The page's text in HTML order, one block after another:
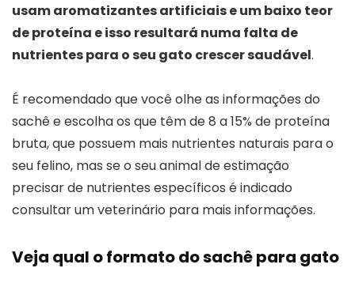
usam aromatizantes artificiais e um baixo teor
de proteína e isso resultará numa falta de
nutrientes para o seu gato crescer saudável.
É recomendado que você olhe as informações do
sachê e escolha os que têm de 8 a 15% de proteína
bruta, que possuem mais nutrientes naturais para o
seu felino, mas se o seu animal de estimação
precisar de nutrientes específicos é indicado
consultar um veterinário para mais informações.
Veja qual o formato do sachê para gato